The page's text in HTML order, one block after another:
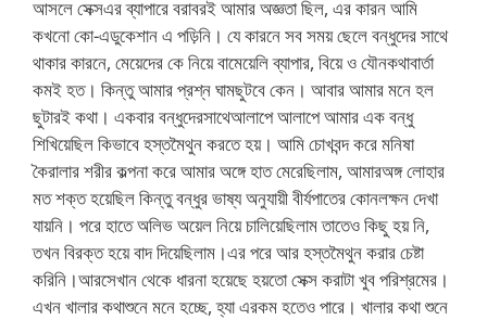
আসলে সেক্সএর ব্যাপারে বরাবরই আমার অজ্ঞতা ছিল, এর কারন আমি
কখনো কো-এডুকেশান এ পড়িনি। যে কারনে সব সময় ছেলে বন্ধুদের সাথে
থাকার কারনে, মেয়েদের কে নিয়ে বামেয়েলি ব্যাপার, বিয়ে ও যৌনকথাবার্তা
কমই হত। কিন্তু আমার প্রশ্ন ঘামছুটবে কেন। আবার আমার মনে হল
ছুটারই কথা। একবার বন্ধুদেরসাথেআলাপে আলাপে আমার এক বন্ধু
শিখিয়েছিল কিভাবে হস্তমৈথুন করতে হয়। আমি চোখবন্দ করে মনিষা
কৈরালার শরীর কল্পনা করে আমার অঙ্গে হাত মেরেছিলাম, আমারঅঙ্গ লোহার
মত শক্ত হয়েছিল কিন্তু বন্ধুর ভাষ্য অনুযায়ী বীর্যপাতের কোনলক্ষন দেখা
যায়নি। পরে হাতে অলিভ অয়েল নিয়ে চালিয়েছিলাম তাতেও কিছু হয় নি,
তখন বিরক্ত হয়ে বাদ দিয়েছিলাম।এর পরে আর হস্তমৈথুন করার চেষ্টা
করিনি।আরসেখান থেকে ধারনা হয়েছে হয়তো সেক্স করাটা খুব পরিশ্রমের।
এখন খালার কথাশুনে মনে হচ্ছে, হ্যা এরকম হতেও পারে। খালার কথা শুনে